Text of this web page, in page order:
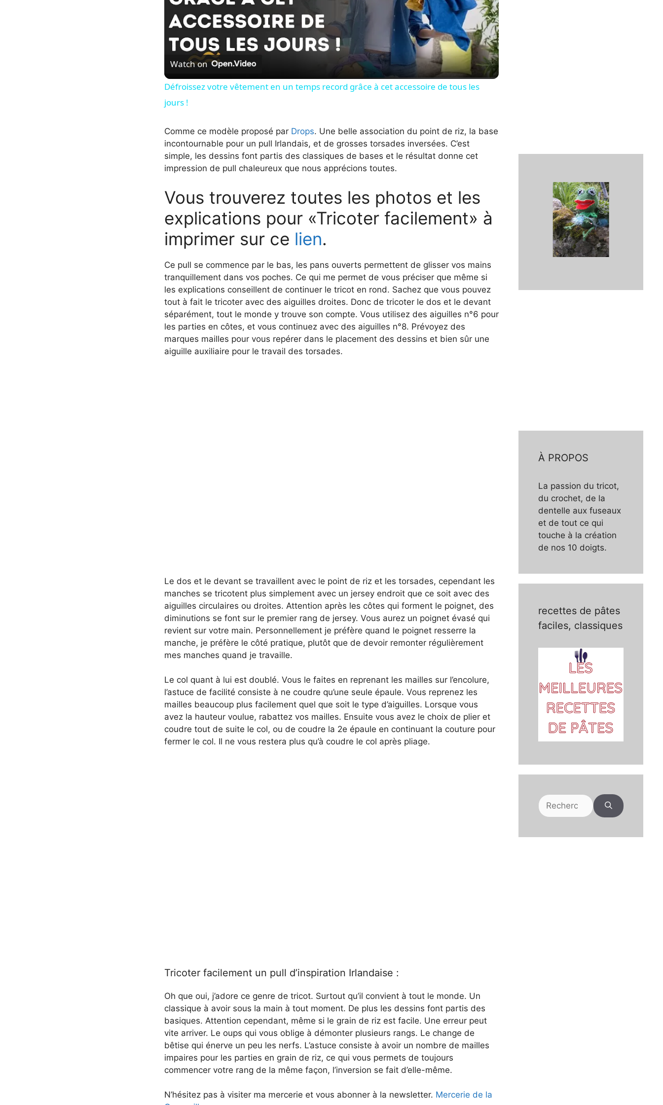
l
a
y
i
d
e
Watch on
Défroissez votre vêtement en un temps record grâce à cet accessoire de tous les
jours !
Comme ce modèle proposé par Drops. Une belle association du point de riz, la base
incontournable pour un pull Irlandais, et de grosses torsades inversées. C’est
simple, les dessins font partis des classiques de bases et le résultat donne cet
impression de pull chaleureux que nous apprécions toutes.
Vous trouverez toutes les photos et les
explications pour «Tricoter facilement» à
imprimer sur ce lien.
Ce pull se commence par le bas, les pans ouverts permettent de glisser vos mains
tranquillement dans vos poches. Ce qui me permet de vous préciser que même si
les explications conseillent de continuer le tricot en rond. Sachez que vous pouvez
tout à fait le tricoter avec des aiguilles droites. Donc de tricoter le dos et le devant
séparément, tout le monde y trouve son compte. Vous utilisez des aiguilles n°6 pour
les parties en côtes, et vous continuez avec des aiguilles n°8. Prévoyez des
marques mailles pour vous repérer dans le placement des dessins et bien sûr une
aiguille auxiliaire pour le travail des torsades.
Le dos et le devant se travaillent avec le point de riz et les torsades, cependant les
manches se tricotent plus simplement avec un jersey endroit que ce soit avec des
aiguilles circulaires ou droites. Attention après les côtes qui forment le poignet, des
diminutions se font sur le premier rang de jersey. Vous aurez un poignet évasé qui
revient sur votre main. Personnellement je préfère quand le poignet resserre la
manche, je préfère le côté pratique, plutôt que de devoir remonter régulièrement
mes manches quand je travaille.
Le col quant à lui est doublé. Vous le faites en reprenant les mailles sur l’encolure,
l’astuce de facilité consiste à ne coudre qu’une seule épaule. Vous reprenez les
mailles beaucoup plus facilement quel que soit le type d’aiguilles. Lorsque vous
avez la hauteur voulue, rabattez vos mailles. Ensuite vous avez le choix de plier et
coudre tout de suite le col, ou de coudre la 2e épaule en continuant la couture pour
fermer le col. Il ne vous restera plus qu’à coudre le col après pliage.
Tricoter facilement un pull d’inspiration Irlandaise :
Oh que oui, j’adore ce genre de tricot. Surtout qu’il convient à tout le monde. Un
classique à avoir sous la main à tout moment. De plus les dessins font partis des
basiques. Attention cependant, même si le grain de riz est facile. Une erreur peut
vite arriver. Le oups qui vous oblige à démonter plusieurs rangs. Le change de
bêtise qui énerve un peu les nerfs. L’astuce consiste à avoir un nombre de mailles
impaires pour les parties en grain de riz, ce qui vous permets de toujours
commencer votre rang de la même façon, l’inversion se fait d’elle-même.
N’hésitez pas à visiter ma mercerie et vous abonner à la newsletter. Mercerie de la
À PROPOS
La passion du tricot,
du crochet, de la
dentelle aux fuseaux
et de tout ce qui
touche à la création
de nos 10 doigts.
recettes de pâtes
faciles, classiques
Rechercher :